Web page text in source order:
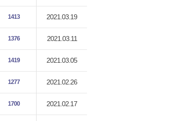
1413 2021.03.19
1376 2021.03.11
1419 2021.03.05
1277 2021.02.26
1700 2021.02.17